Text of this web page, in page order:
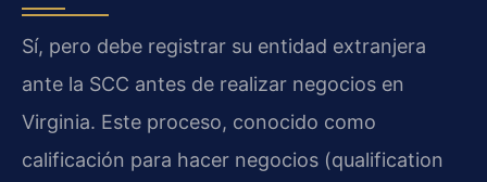
Sí, pero debe registrar su entidad extranjera
ante la SCC antes de realizar negocios en
Virginia. Este proceso, conocido como
calificación para hacer negocios (qualification